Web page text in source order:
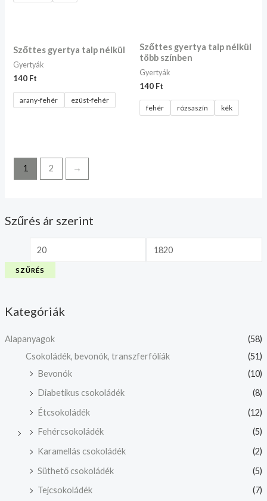
Szűrés ár szerint
SZŰRÉS
Kategóriák
Alapanyagok
(58)
Csokoládék, bevonók, transzferfóliák
(51)
Bevonók
(10)
Diabetikus csokoládék
(8)
Étcsokoládék
(12)
Fehércsokoládék
(5)
Karamellás csokoládék
(2)
Süthető csokoládék
(5)
Tejcsokoládék
(7)
Szőttes gyertya talp nélkül
Gyertyák
140 Ft
arany-fehér ezüst-fehér
Szőttes gyertya talp nélkül
több színben
Gyertyák
140 Ft
fehér rózsaszín kék
1 2 →